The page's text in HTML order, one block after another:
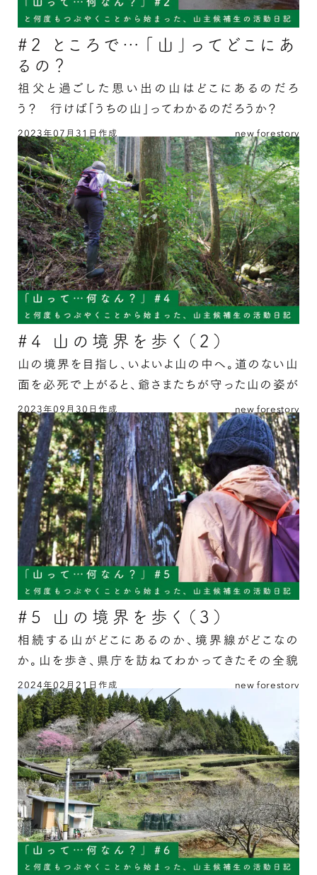
#2 ところで…「山」ってどこにあ
るの？
祖父と過ごした思い出の山はどこにあるのだろ
う？ 行けば「うちの山」ってわかるのだろうか？
2023年07月31日作成 new forestory
#2 ところで…「山」ってどこにあるの？ の続
きを読む
#4 山の境界を歩く（2）
山の境界を目指し、いよいよ山の中へ。道のない山
面を必死で上がると、爺さまたちが守った山の姿が
あった。
2023年09月30日作成 new forestory
#4 山の境界を歩く（2） の続きを読む
#5 山の境界を歩く（3）
相続する山がどこにあるのか、境界線がどこなの
か。山を歩き、県庁を訪ねてわかってきたその全貌
とは？
2024年02月21日作成 new forestory
#5 山の境界を歩く（3）の続きを読む